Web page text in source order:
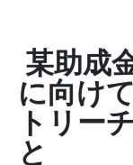
某助成
に向け
トリー
と